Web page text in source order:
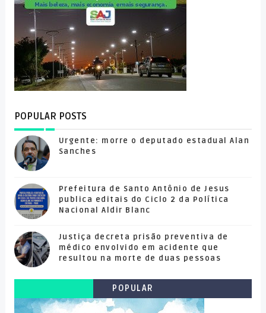
POPULAR POSTS
Urgente: morre o deputado estadual Alan
Sanches
Prefeitura de Santo Antônio de Jesus
publica editais do Ciclo 2 da Política
Nacional Aldir Blanc
Justiça decreta prisão preventiva de
médico envolvido em acidente que
resultou na morte de duas pessoas
POPULAR